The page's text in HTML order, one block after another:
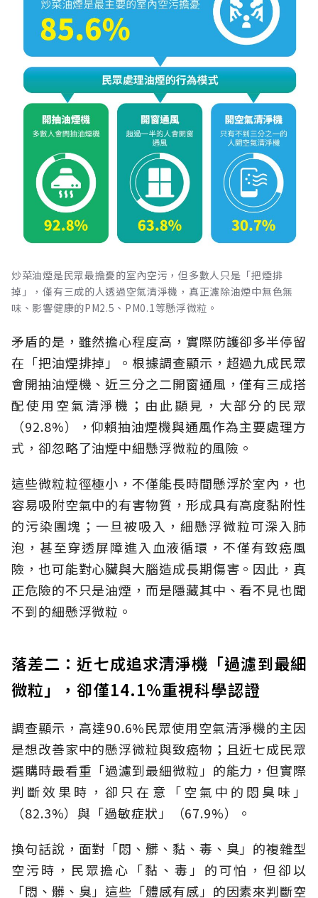
炒菜油煙是民眾最擔憂的室內空污，但多數人只是「把煙排
掉」，僅有三成的人透過空氣清淨機，真正濾除油煙中無色無
味、影響健康的PM2.5、PM0.1等懸浮微粒。
矛盾的是，雖然擔心程度高，實際防護卻多半停留
在「把油煙排掉」。根據調查顯示，超過九成民眾
會開抽油煙機、近三分之二開窗通風，僅有三成搭
配使用空氣清淨機；由此顯見，大部分的民眾
（92.8%），仰賴抽油煙機與通風作為主要處理方
式，卻忽略了油煙中細懸浮微粒的風險。
這些微粒粒徑極小，不僅能長時間懸浮於室內，也
容易吸附空氣中的有害物質，形成具有高度黏附性
的污染團塊；一旦被吸入，細懸浮微粒可深入肺
泡，甚至穿透屏障進入血液循環，不僅有致癌風
險，也可能對心臟與大腦造成長期傷害。因此，真
正危險的不只是油煙，而是隱藏其中、看不見也聞
不到的細懸浮微粒。
落差二：近七成追求清淨機「過濾到最細
微粒」，卻僅14.1%重視科學認證
調查顯示，高達90.6%民眾使用空氣清淨機的主因
是想改善家中的懸浮微粒與致癌物；且近七成民眾
選購時最看重「過濾到最細微粒」的能力，但實際
判斷效果時，卻只在意「空氣中的悶臭味」
（82.3%）與「過敏症狀」（67.9%）。
換句話說，面對「悶、髒、黏、毒、臭」的複雜型
空污時，民眾擔心「黏、毒」的可怕，但卻以
「悶、髒、臭」這些「體感有感」的因素來判斷空